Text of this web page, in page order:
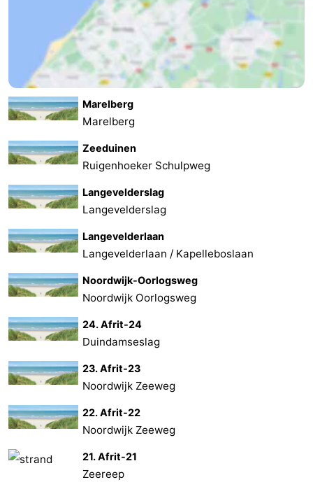
Marelberg
Marelberg
Zeeduinen
Ruigenhoeker Schulpweg
Langevelderslag
Langevelderslag
Langevelderlaan
Langevelderlaan / Kapelleboslaan
Noordwijk-Oorlogsweg
Noordwijk Oorlogsweg
24. Afrit-24
Duindamseslag
23. Afrit-23
Noordwijk Zeeweg
22. Afrit-22
Noordwijk Zeeweg
21. Afrit-21
Zeereep